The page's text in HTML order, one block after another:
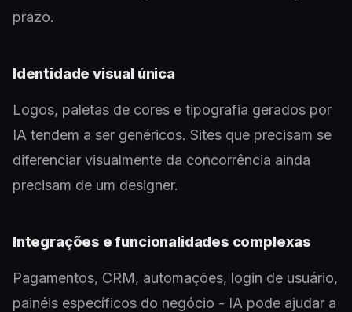
prazo.
Identidade visual única
Logos, paletas de cores e tipografia gerados por
IA tendem a ser genéricos. Sites que precisam se
diferenciar visualmente da concorrência ainda
precisam de um designer.
Integrações e funcionalidades complexas
Pagamentos, CRM, automações, login de usuário,
painéis específicos do negócio - IA pode ajudar a